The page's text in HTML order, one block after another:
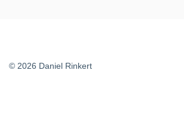
© 2026 Daniel Rinkert